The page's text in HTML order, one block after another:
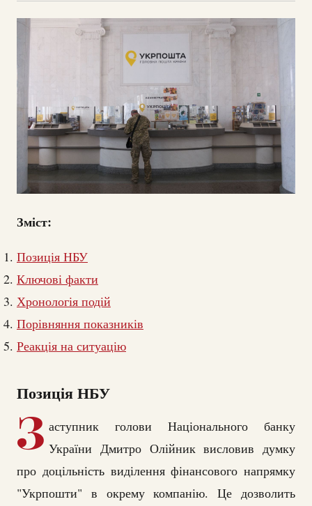
Зміст:
Позиція НБУ
Ключові факти
Хронологія подій
Порівняння показників
Реакція на ситуацію
Позиція НБУ
З аступник голови Національного банку
України Дмитро Олійник висловив думку
про доцільність виділення фінансового напрямку
"Укрпошти" в окрему компанію. Це дозволить